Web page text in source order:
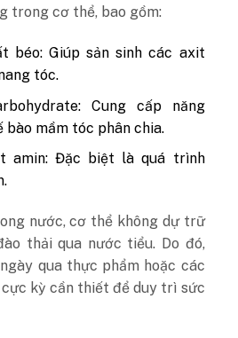
trong cơ thể, bao gồm:
béo: Giúp sản sinh các axit
tóc.
Cung cấp năng
mầm tóc phân chia.
amin: Đặc biệt là quá trình
nước, cơ thể không dự trữ
thải qua nước tiểu. Do đó,
qua thực phẩm hoặc các
kỳ cần thiết để duy trì sức